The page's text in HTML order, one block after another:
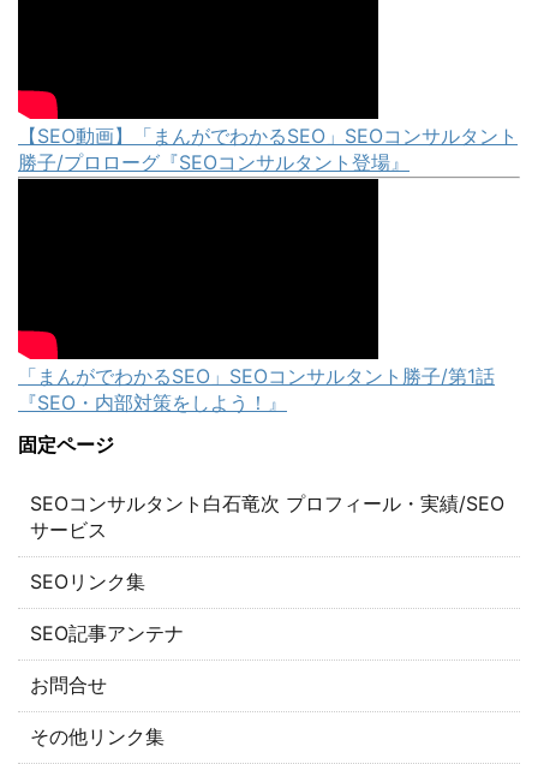
【SEO動画】「まんがでわかるSEO」SEOコンサルタント
勝子/プロローグ『SEOコンサルタント登場』
「まんがでわかるSEO」SEOコンサルタント勝子/第1話
『SEO・内部対策をしよう！』
固定ページ
SEOコンサルタント白石竜次 プロフィール・実績/SEO
サービス
SEOリンク集
SEO記事アンテナ
お問合せ
その他リンク集